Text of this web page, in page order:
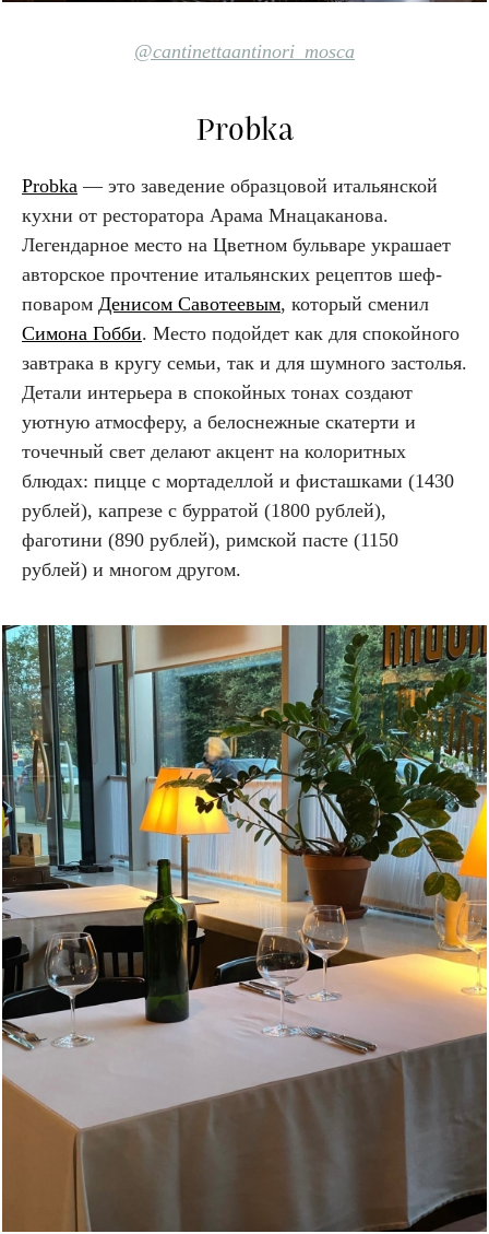
@cantinettaantinori_mosca
Probka
Probka — это заведение образцовой итальянской
кухни от ресторатора Арама Мнацаканова.
Легендарное место на Цветном бульваре украшает
авторское прочтение итальянских рецептов шеф-
поваром Денисом Савотеевым, который сменил
Симона Гобби. Место подойдет как для спокойного
завтрака в кругу семьи, так и для шумного застолья.
Детали интерьера в спокойных тонах создают
уютную атмосферу, а белоснежные скатерти и
точечный свет делают акцент на колоритных
блюдах: пицце с мортаделлой и фисташками (1430
рублей), капрезе с бурратой (1800 рублей),
фаготини (890 рублей), римской пасте (1150
рублей) и многом другом.